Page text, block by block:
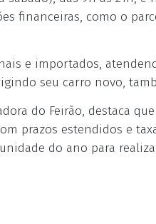
como o
e importados,
seu carro novo,
do Feirão, destaca
prazos estendidos e
do ano para